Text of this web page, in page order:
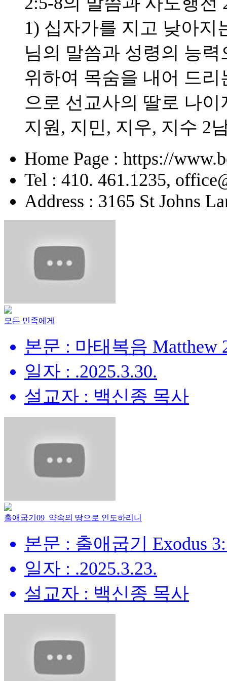
1) 십자가를 지고 낮아지
님의 말씀과 성령의 능
위하여 목숨을 내어 드
으로 선교사의 딸로 나
지원, 지민, 지우, 지수 2
Home Page : https://
Tel : 410. 461.1235,
Address : 3165 St Johns
모든 민족에게
본문 : 마태복음 Matthew
일자 : .2025.3.30.
설교자 : 백신종 목사
출애굽기09_약속의 땅으로 인도하리니
본문 : 출애굽기 Exodus
일자 : .2025.3.23.
설교자 : 백신종 목사